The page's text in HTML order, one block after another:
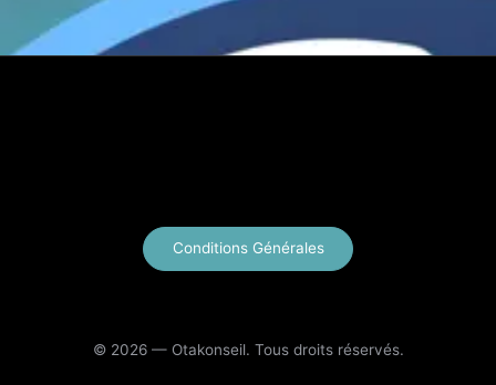
Conditions Générales
© 2026 — Otakonseil. Tous droits réservés.